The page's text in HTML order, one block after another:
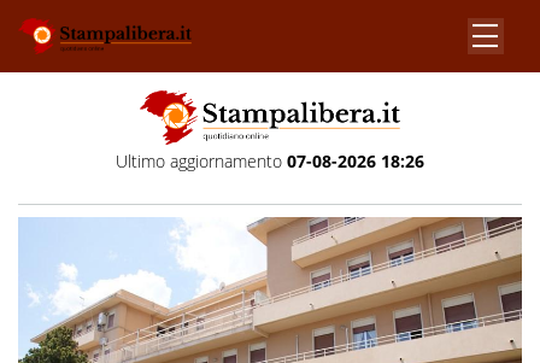
Ultimo aggiornamento 07-08-2026 18:26